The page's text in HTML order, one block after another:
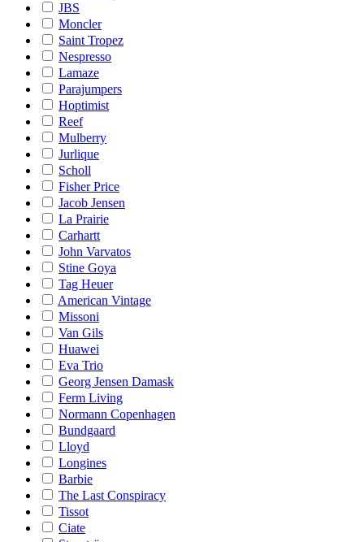
JBS
Moncler
Saint Tropez
Nespresso
Lamaze
Parajumpers
Hoptimist
Reef
Mulberry
Jurlique
Scholl
Fisher Price
Jacob Jensen
La Prairie
Carhartt
John Varvatos
Stine Goya
Tag Heuer
American Vintage
Missoni
Van Gils
Huawei
Eva Trio
Georg Jensen Damask
Ferm Living
Normann Copenhagen
Bundgaard
Lloyd
Longines
Barbie
The Last Conspiracy
Tissot
Ciate